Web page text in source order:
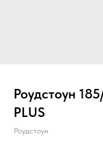
Роудстоун
PLUS
Роудстоун